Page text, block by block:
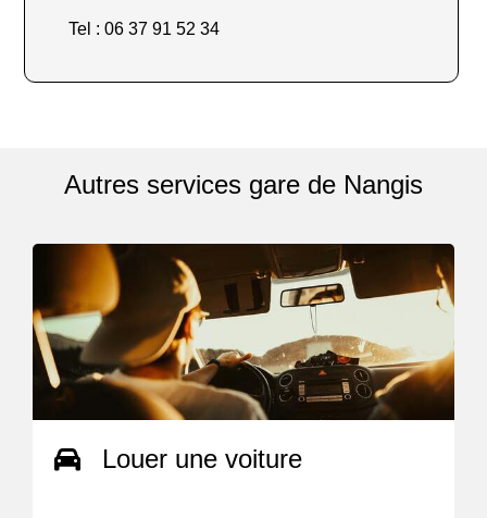
Tel : 06 37 91 52 34
Autres services gare de Nangis
Louer une voiture